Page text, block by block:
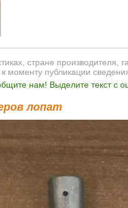
стране производителя,
моменту публикации
нам! Выделите текст с
лопат